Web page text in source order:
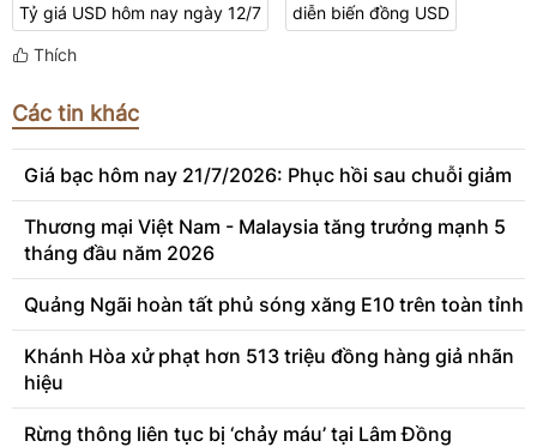
Tỷ giá USD hôm nay ngày 12/7 diễn biến đồng USD
Thích
Các tin khác
Giá bạc hôm nay 21/7/2026: Phục hồi sau chuỗi giảm
Thương mại Việt Nam - Malaysia tăng trưởng mạnh 5
tháng đầu năm 2026
Quảng Ngãi hoàn tất phủ sóng xăng E10 trên toàn tỉnh
Khánh Hòa xử phạt hơn 513 triệu đồng hàng giả nhãn
hiệu
Rừng thông liên tục bị ‘chảy máu’ tại Lâm Đồng